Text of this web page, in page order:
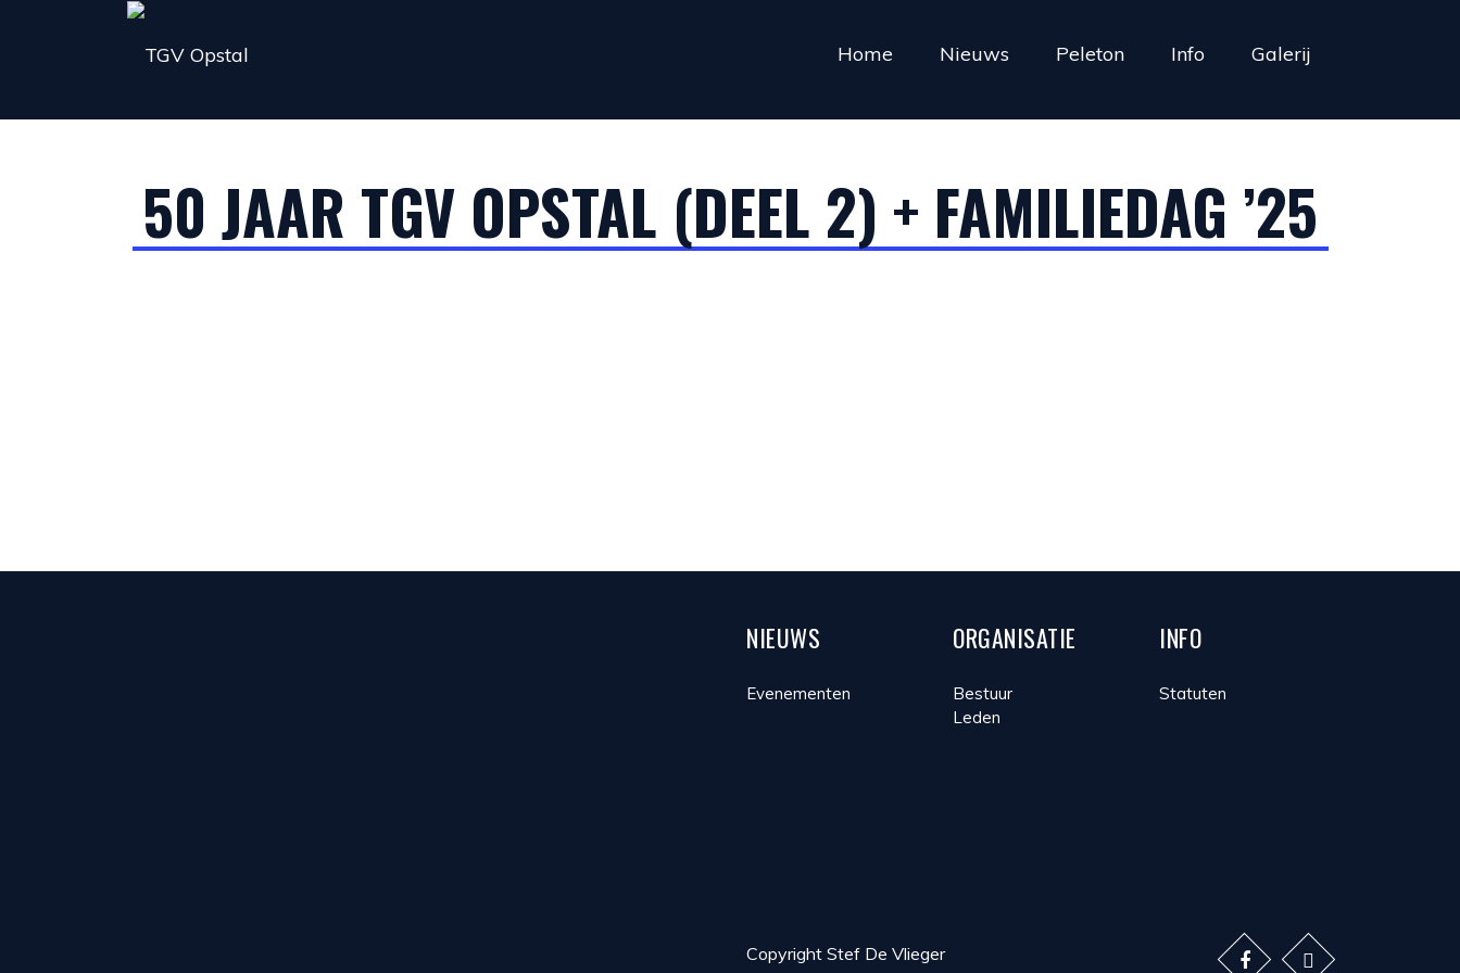
Home Nieuws Peleton Info Galerij
50 JAAR TGV OPSTAL (DEEL 2) + FAMILIEDAG ’25
NIEUWS
Evenementen
ORGANISATIE
Bestuur
Leden
INFO
Statuten
Copyright Stef De Vlieger